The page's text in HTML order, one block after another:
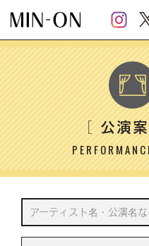
HOME ＞ 公演案内
［公演